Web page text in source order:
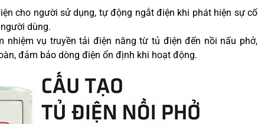
cho người sử dụng, tự động ngắt điện khi phát hiện sự cố
dùng.
nhiệm vụ truyền tải điện năng từ tủ điện đến nồi nấu phở,
đảm bảo dòng điện ổn định khi hoạt động.